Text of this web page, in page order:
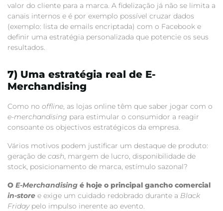
valor do cliente para a marca. A fidelização já não se limita a
canais internos e é por exemplo possível cruzar dados
(exemplo: lista de emails encriptada) com o Facebook e
definir uma estratégia personalizada que potencie os seus
resultados.
7) Uma estratégia real de E-
Merchandising
Como no offline, as lojas online têm que saber jogar com o
e-merchandising para estimular o consumidor a reagir
consoante os objectivos estratégicos da empresa.
Vários motivos podem justificar um destaque de produto:
geração de cash, margem de lucro, disponibilidade de
stock, posicionamento de marca, estímulo sazonal?
O E-Merchandising é hoje o principal gancho comercial
in-store e exige um cuidado redobrado durante a Black
Fridaypelo impulso inerente ao evento.